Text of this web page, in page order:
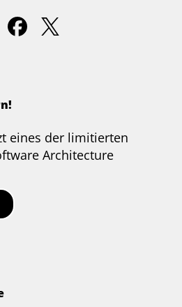
Architecture
Software
Architecture
eines der limitierten
Architecture